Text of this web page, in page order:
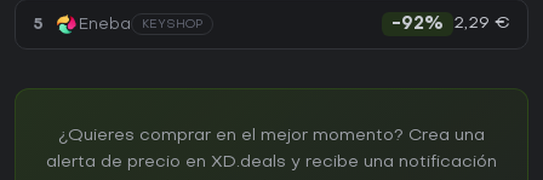
5 Eneba KEYSHOP -92% 2,29 €
¿Quieres comprar en el mejor momento? Crea una
alerta de precio en XD.deals y recibe una notificación